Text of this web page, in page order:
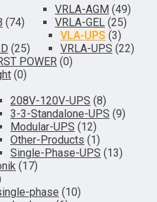
(74)
VRLA-AGM (49)
VRLA-GEL (25)
(25)
VLA-UPS (3)
VRLA-UPS (22)
POWER (0)
(0)
208V-120V-UPS (8)
3-3-Standalone-UPS (9)
Modular-UPS (12)
Other-Products (1)
Single-Phase-UPS (13)
(17)
phase (10)